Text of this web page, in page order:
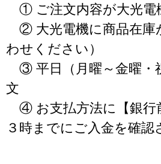
① ご注文内容が大光電
② 大光電機に商品在庫
わせください）
③ 平日（月曜～金曜・
文
④ お支払方法に【銀行
３時までにご入金を確